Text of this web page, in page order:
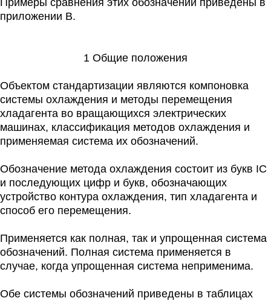
Примеры сравнения этих обозначений приведены в
приложении B.
1 Общие положения
Объектом стандартизации являются компоновка
системы охлаждения и методы перемещения
хладагента во вращающихся электрических
машинах, классификация методов охлаждения и
применяемая система их обозначений.
Обозначение метода охлаждения состоит из букв IC
и последующих цифр и букв, обозначающих
устройство контура охлаждения, тип хладагента и
способ его перемещения.
Применяется как полная, так и упрощенная система
обозначений. Полная система применяется в
случае, когда упрощенная система неприменима.
Обе системы обозначений приведены в таблицах